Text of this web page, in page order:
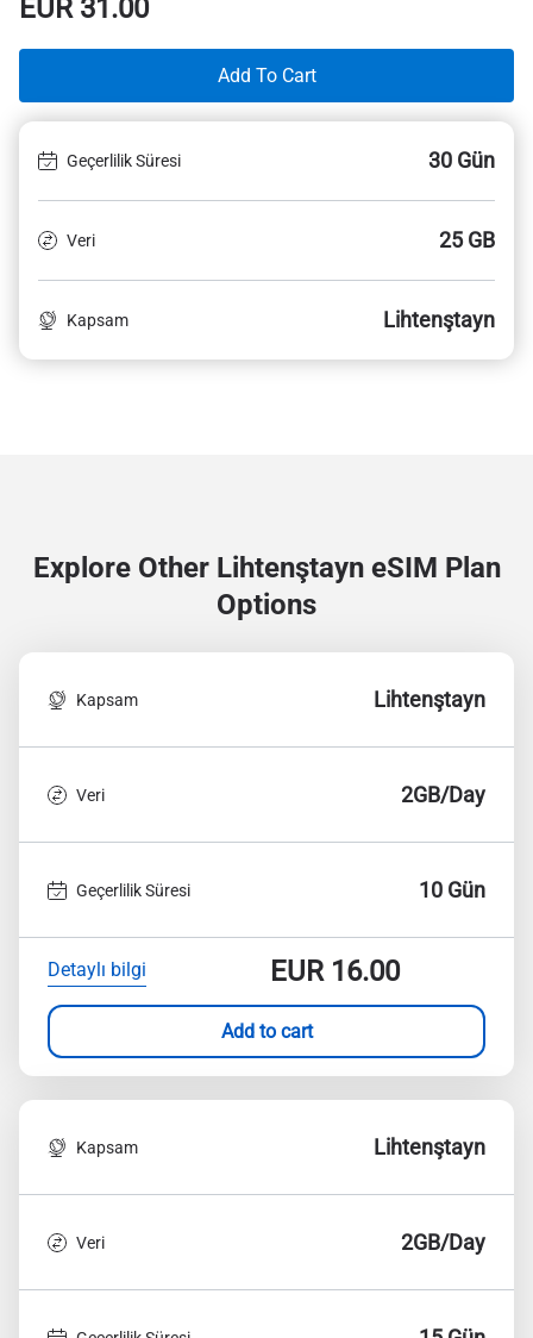
EUR31.00
Add To Cart
Geçerlilik Süresi 30 Gün
Veri 25 GB
Kapsam Lihtenştayn
Explore Other Lihtenştayn eSIM Plan
Options
Kapsam Lihtenştayn
Veri 2GB/Day
Geçerlilik Süresi 10 Gün
Detaylı bilgi EUR16.00
Add to cart
Kapsam Lihtenştayn
Veri 2GB/Day